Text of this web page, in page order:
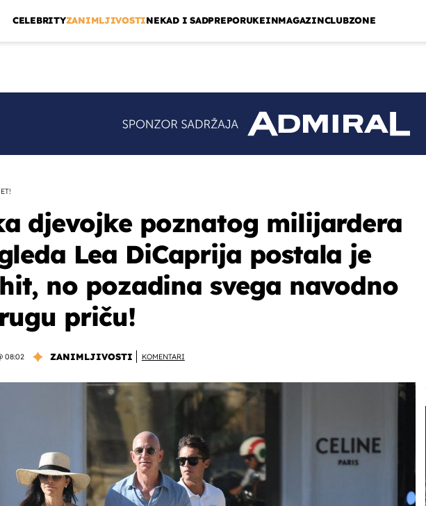
CELEBRITYZANIMLJIVOSTINEKAD I SADPREPORUKEINMAGAZINCLUBZONE
djevojke poznatog milijardera
Lea DiCaprija postala je
no pozadina svega navodno
priču!
08:02 ZANIMLJIVOSTI KOMENTARI